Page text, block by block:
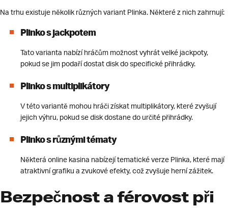
Na trhu existuje několik různých variant Plinka. Některé z nich zahrnují:
Plinko s jackpotem
Tato varianta nabízí hráčům možnost vyhrát velké jackpoty,
pokud se jim podaří dostat disk do specifické přihrádky.
Plinko s multiplikátory
V této variantě mohou hráči získat multiplikátory, které zvyšují
jejich výhru, pokud se disk dostane do určité přihrádky.
Plinko s různými tématy
Některá online kasina nabízejí tematické verze Plinka, které mají
atraktivní grafiku a zvukové efekty, což zvyšuje herní zážitek.
Bezpečnost a férovost při